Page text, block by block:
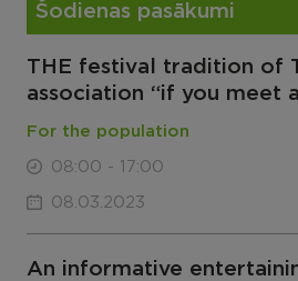
Šodienas pasākumi
THE festival tradition of
association “if you meet
For the population
08:00 - 17:00
08.03.2023
An informative